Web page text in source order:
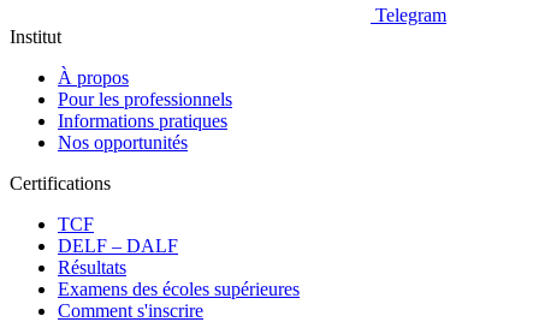
Telegram
Institut
À propos
Pour les professionnels
Informations pratiques
Nos opportunités
Certifications
TCF
DELF – DALF
Résultats
Examens des écoles supérieures
Comment s'inscrire